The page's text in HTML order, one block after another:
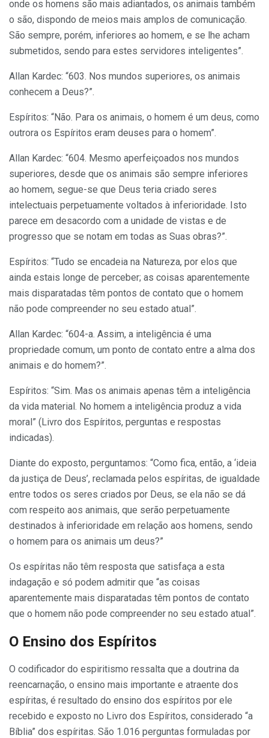
onde os homens são mais adiantados, os animais também
o são, dispondo de meios mais amplos de comunicação.
São sempre, porém, inferiores ao homem, e se lhe acham
submetidos, sendo para estes servidores inteligentes”.
Allan Kardec: “603. Nos mundos superiores, os animais
conhecem a Deus?”.
Espíritos: “Não. Para os animais, o homem é um deus, como
outrora os Espíritos eram deuses para o homem”.
Allan Kardec: “604. Mesmo aperfeiçoados nos mundos
superiores, desde que os animais são sempre inferiores
ao homem, segue-se que Deus teria criado seres
intelectuais perpetuamente voltados à inferioridade. Isto
parece em desacordo com a unidade de vistas e de
progresso que se notam em todas as Suas obras?”.
Espíritos: “Tudo se encadeia na Natureza, por elos que
ainda estais longe de perceber; as coisas aparentemente
mais disparatadas têm pontos de contato que o homem
não pode compreender no seu estado atual”.
Allan Kardec: “604-a. Assim, a inteligência é uma
propriedade comum, um ponto de contato entre a alma dos
animais e do homem?”.
Espíritos: “Sim. Mas os animais apenas têm a inteligência
da vida material. No homem a inteligência produz a vida
moral” (Livro dos Espíritos, perguntas e respostas
indicadas).
Diante do exposto, perguntamos: “Como fica, então, a ‘ideia
da justiça de Deus’, reclamada pelos espíritas, de igualdade
entre todos os seres criados por Deus, se ela não se dá
com respeito aos animais, que serão perpetuamente
destinados à inferioridade em relação aos homens, sendo
o homem para os animais um deus?”
Os espíritas não têm resposta que satisfaça a esta
indagação e só podem admitir que “as coisas
aparentemente mais disparatadas têm pontos de contato
que o homem não pode compreender no seu estado atual”.
O Ensino dos Espíritos
O codificador do espiritismo ressalta que a doutrina da
reencarnação, o ensino mais importante e atraente dos
espíritas, é resultado do ensino dos espíritos por ele
recebido e exposto no Livro dos Espíritos, considerado “a
Bíblia” dos espíritas. São 1.016 perguntas formuladas por